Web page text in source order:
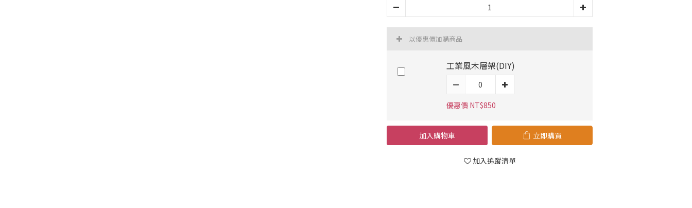
以優惠價加購商品
工業風木層架(DIY)
優惠價 NT$850
加入購物車 立即購買
加入追蹤清單